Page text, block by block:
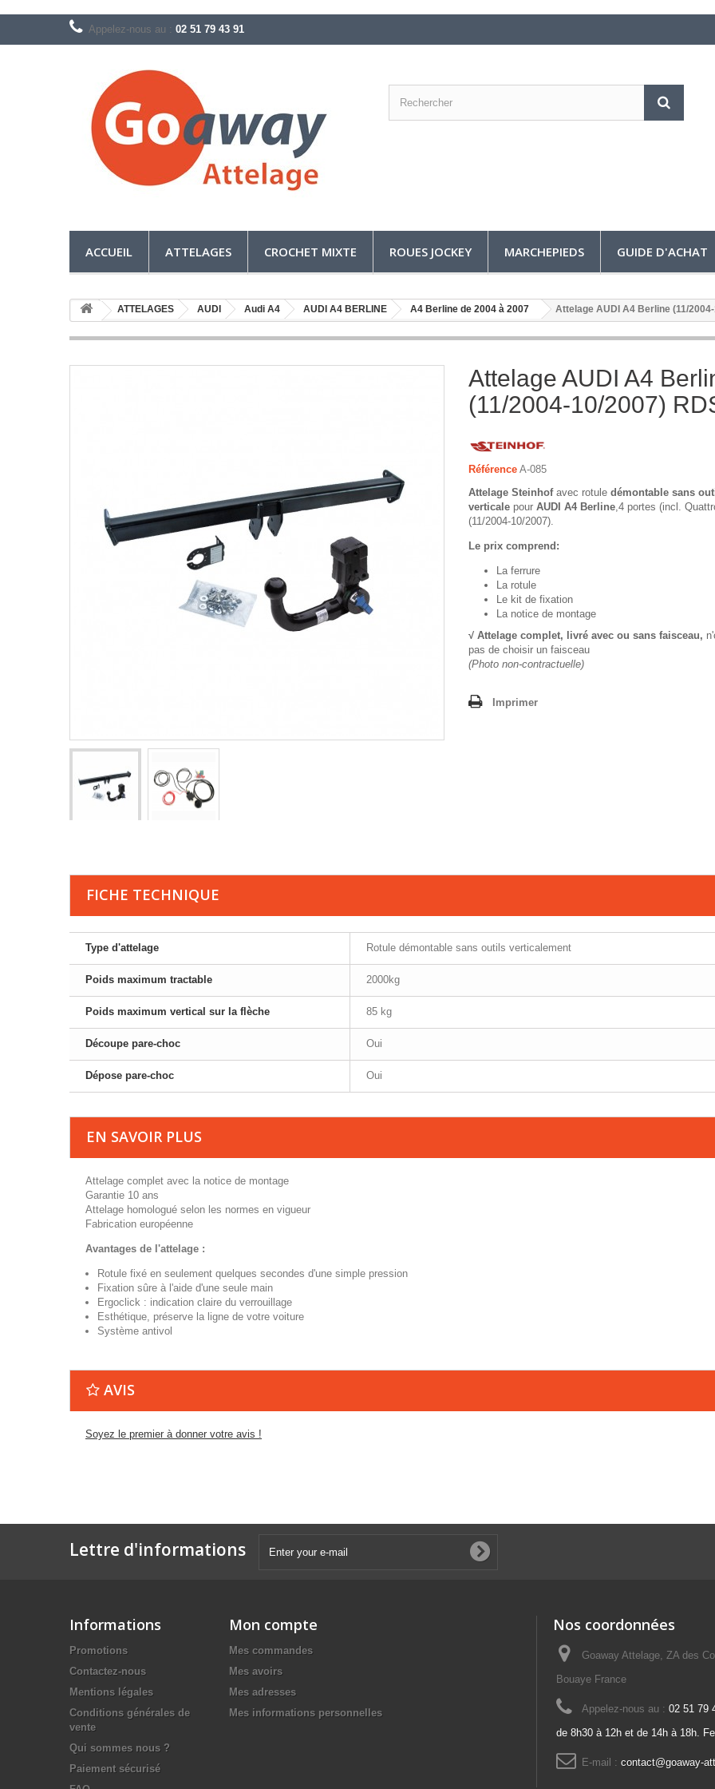
Appelez-nous au : 02 51 79 43 91
ACCUEIL ATTELAGES CROCHET MIXTE ROUES JOCKEY MARCHEPIEDS GUIDE D'ACHAT
ATTELAGES AUDI Audi A4 AUDI A4 BERLINE A4 Berline de 2004 à 2007 Attelage AUDI A4 Berline (11/
Attelage AUDI A4
(11/2004-10/2007)
Référence A-085
Attelage Steinhofavec rotule démontable sans
verticale pour AUDI A4 Berline,4 portes (incl.
(11/2004-10/2007).
Le prix comprend:
La ferrure
La rotule
Le kit de fixation
La notice de montage
√ Attelage complet, livré avec ou sans faisceau,
pas de choisir un faisceau
(Photo non-contractuelle)
Imprimer
FICHE TECHNIQUE
Type d'attelage Rotule démontable sans outils verticalement
Poids maximum tractable 2000kg
Poids maximum vertical sur la flèche 85 kg
Découpe pare-choc Oui
Dépose pare-choc Oui
EN SAVOIR PLUS
Attelage complet avec la notice de montage
Garantie 10 ans
Attelage homologué selon les normes en vigueur
Fabrication européenne
Avantages de l'attelage :
Rotule fixé en seulement quelques secondes d'une simple pression
Fixation sûre à l'aide d'une seule main
Ergoclick : indication claire du verrouillage
Esthétique, préserve la ligne de votre voiture
Système antivol
AVIS
Soyez le premier à donner votre avis !
Lettre d'informations
Informations
Promotions
Contactez-nous
Mentions légales
Conditions générales de
vente
Qui sommes nous ?
Paiement sécurisé
Mon compte
Mes commandes
Mes avoirs
Mes adresses
Mes informations personnelles
Nos coordonnées
Goaway Attelage, ZA des
Bouaye France
Appelez-nous au : 02 51 79
de 8h30 à 12h et de 14h à 18h.
E-mail : contact@goaway-